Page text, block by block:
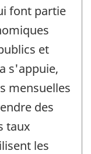
font partie
et
s'appuie,
mensuelles
des
taux
les